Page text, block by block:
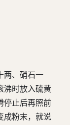
两、硝石一
沸时放入硫黄
停止后再照前
成粉末，就说